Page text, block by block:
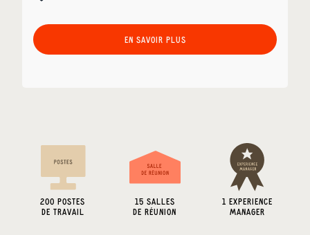
200 POSTES
DE TRAVAIL
15 SALLES
DE RÉUNION
1 EXPERIENCE
MANAGER
EN SAVOIR PLUS